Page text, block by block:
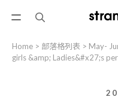
Home > 部落格列表 > May-
girls &amp; Ladies&#x27;s